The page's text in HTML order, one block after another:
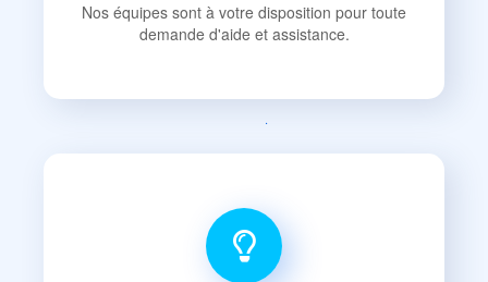
Nos équipes sont à votre disposition pour toute
demande d'aide et assistance.